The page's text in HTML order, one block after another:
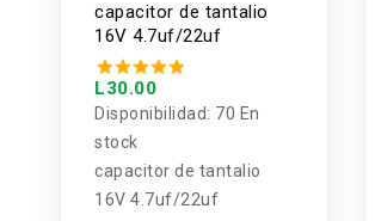
capacitor de tantalio
16V 4.7uf/22uf
L30.00
Disponibilidad: 70 En
stock
capacitor de tantalio
16V 4.7uf/22uf